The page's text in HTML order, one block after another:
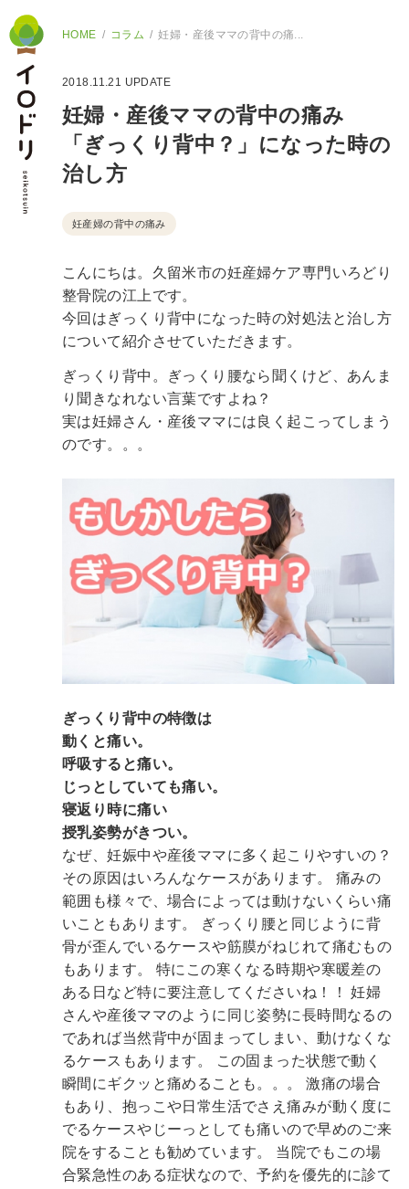
HOME コラム 妊婦・産後ママの背中の痛...
2018.11.21 UPDATE
妊婦・産後ママの背中の痛み
「ぎっくり背中？」になった時の
治し方
妊産婦の背中の痛み
こんにちは。久留米市の妊産婦ケア専門いろどり
整骨院の江上です。
今回はぎっくり背中になった時の対処法と治し方
について紹介させていただきます。
ぎっくり背中。ぎっくり腰なら聞くけど、あんま
り聞きなれない言葉ですよね？
実は妊婦さん・産後ママには良く起こってしまう
のです。。。
ぎっくり背中の特徴は
動くと痛い。
呼吸すると痛い。
じっとしていても痛い。
寝返り時に痛い
授乳姿勢がきつい。
なぜ、妊娠中や産後ママに多く起こりやすいの？
その原因はいろんなケースがあります。
痛みの
範囲も様々で、場合によっては動けないくらい痛
いこともあります。
ぎっくり腰と同じように背
骨が歪んでいるケースや筋膜がねじれて痛むもの
もあります。
特にこの寒くなる時期や寒暖差の
ある日など特に要注意してくださいね！！
妊婦
さんや産後ママのように同じ姿勢に長時間なるの
であれば当然背中が固まってしまい、動けなくな
るケースもあります。
この固まった状態で動く
瞬間にギクッと痛めることも。。。
激痛の場合
もあり、抱っこや日常生活でさえ痛みが動く度に
でるケースやじーっとしても痛いので早めのご来
院をすることも勧めています。
当院でもこの場
合緊急性のある症状なので、予約を優先的に診て